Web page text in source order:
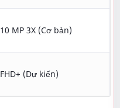
10 MP 3X (Cơ bản)
FHD+ (Dự kiến)